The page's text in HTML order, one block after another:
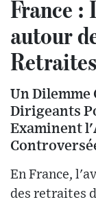
France :
autour
Un Dilemme
Dirigeants
Examinent
En France,
des retraites